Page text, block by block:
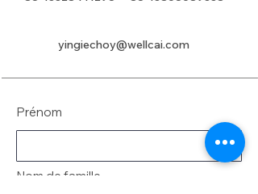
yingiechoy@wellcai.com
Prénom
Nom de famille